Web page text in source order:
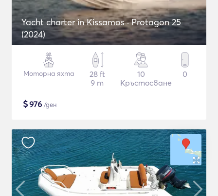
Yacht charter in Kissamos · Protagon 25
(2024)
Моторна яхта
28 ft
9 m
10
Кръстосване
0
$976 /ден